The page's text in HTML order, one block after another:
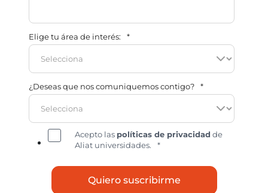
Elige tu área de interés: *
¿Deseas que nos comuniquemos contigo? *
Acepto las políticas de privacidad de
Aliat universidades.
*